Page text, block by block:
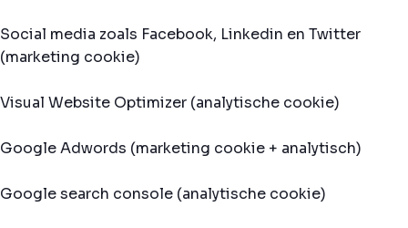
Social media zoals Facebook, Linkedin en Twitter
(marketing cookie)
Visual Website Optimizer (analytische cookie)
Google Adwords (marketing cookie + analytisch)
Google search console (analytische cookie)